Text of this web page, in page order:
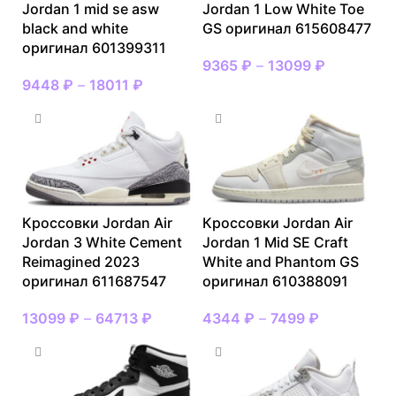
Jordan 1 mid se asw
black and white
оригинал 601399311
9448 ₽ – 18011 ₽
Jordan 1 Low White Toe
GS оригинал 615608477
9365 ₽ – 13099 ₽
Кроссовки Jordan Air
Jordan 3 White Cement
Reimagined 2023
оригинал 611687547
13099 ₽ – 64713 ₽
Кроссовки Jordan Air
Jordan 1 Mid SE Craft
White and Phantom GS
оригинал 610388091
4344 ₽ – 7499 ₽